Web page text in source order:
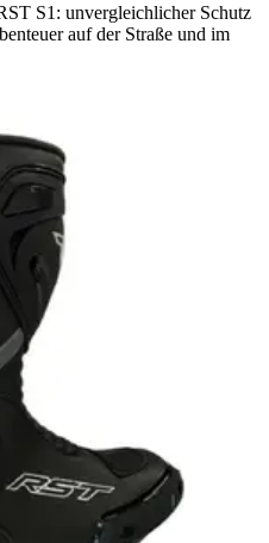
S1: unvergleichlicher Schutz
auf der Straße und im